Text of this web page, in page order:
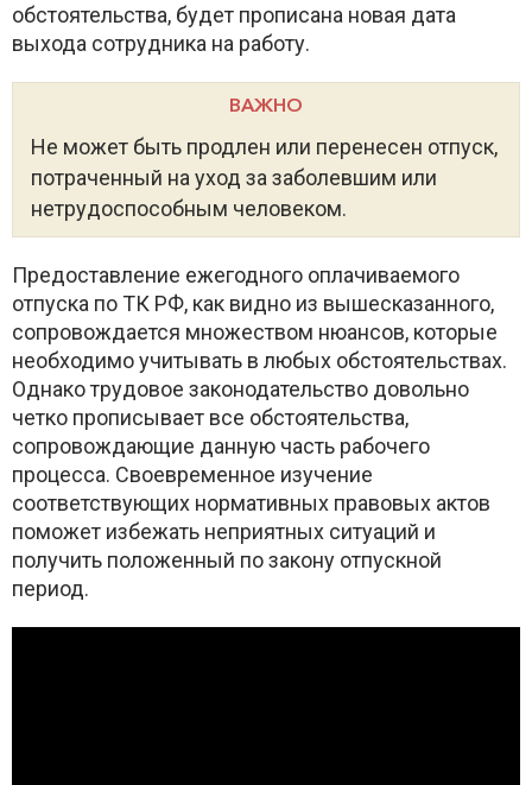
обстоятельства, будет прописана новая дата
выхода сотрудника на работу.
ВАЖНО
Не может быть продлен или перенесен отпуск,
потраченный на уход за заболевшим или
нетрудоспособным человеком.
Предоставление ежегодного оплачиваемого
отпуска по ТК РФ, как видно из вышесказанного,
сопровождается множеством нюансов, которые
необходимо учитывать в любых обстоятельствах.
Однако трудовое законодательство довольно
четко прописывает все обстоятельства,
сопровождающие данную часть рабочего
процесса. Своевременное изучение
соответствующих нормативных правовых актов
поможет избежать неприятных ситуаций и
получить положенный по закону отпускной
период.